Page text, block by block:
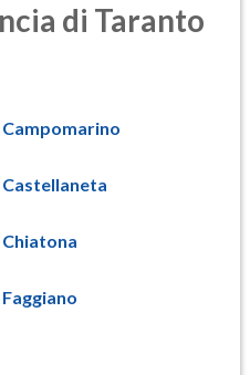
di Taranto
Campomarino
Castellaneta
Chiatona
Faggiano